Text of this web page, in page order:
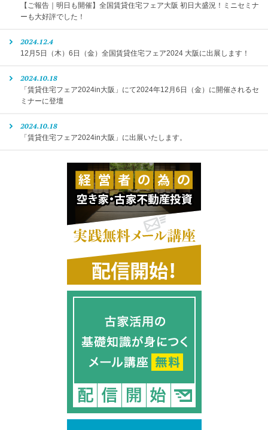
【ご報告｜明日も開催】全国賃貸住宅フェア大阪 初日大盛況！ミニセミナ
ーも大好評でした！
2024.12.4
12月5日（木）6日（金）全国賃貸住宅フェア2024 大阪に出展します！
2024.10.18
「賃貸住宅フェア2024in大阪」にて2024年12月6日（金）に開催されるセ
ミナーに登壇
2024.10.18
「賃貸住宅フェア2024in大阪」に出展いたします。